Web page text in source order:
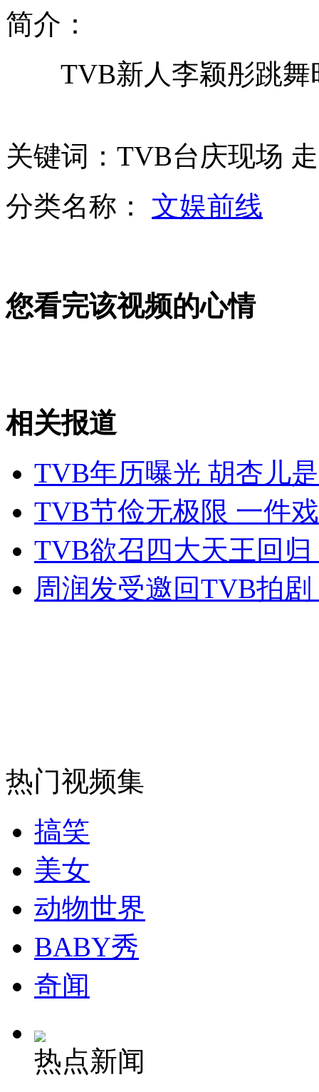
第十届广州车展22日琶洲开展
夫妻吵架 妻子逼丈夫全裸蛙跳
北京两辆公交追尾致50余人受伤
监拍一女司机误操作被甩出车外
山西运城恶犬咬伤多人 警民合力深夜将其击毙
无痛分娩是否安全 医生回应
外交部：反对强权政治霸凌主义
走！跟着总书记去植树
消防员救轻生者
纽约上演“枕头大战”
司机酒驾遇交警 急速倒车逃窜
简介：
TVB新人李颖彤跳舞
关键词：TVB台庆现场
分类名称： 文娱前线
您看完该视频的心情
相关报道
TVB年历曝光 胡杏儿
TVB节俭无极限 一件
TVB欲召四大天王回
周润发受邀回TVB拍
热门视频集
搞笑
美女
动物世界
BABY秀
奇闻
热点新闻